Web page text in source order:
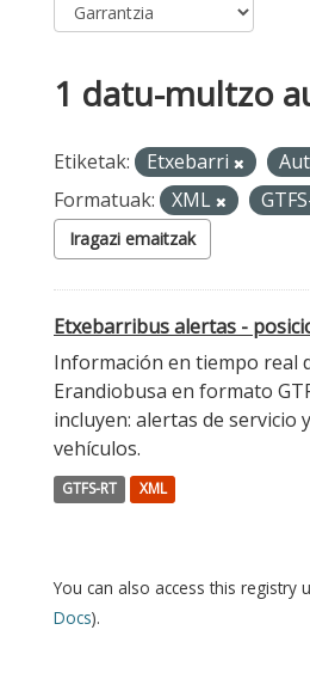
1 datu-multzo
Etiketak: Etxebarri
Formatuak:
XML
Iragazi emaitzak
Etxebarribus alertas -
Información en tiempo real
Erandiobusa en formato
incluyen: alertas de servicio
vehículos.
GTFS-RT XML
You can also access this registry
Docs).